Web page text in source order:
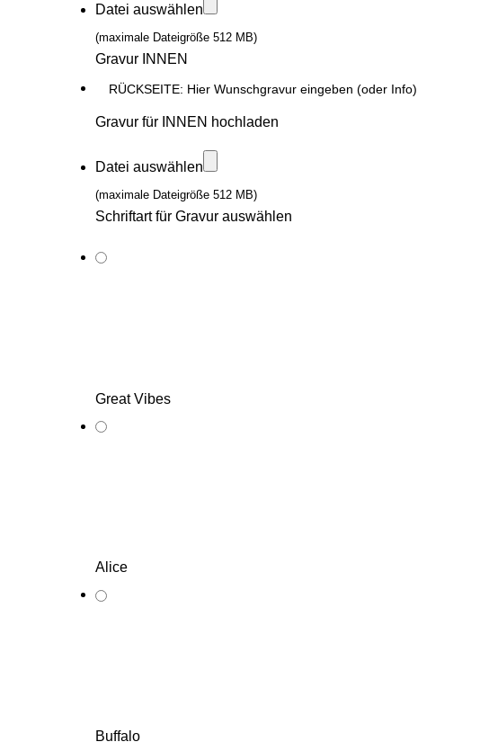
Datei auswählen
(maximale Dateigröße 512 MB)
Gravur INNEN
Gravur für INNEN hochladen
Datei auswählen
(maximale Dateigröße 512 MB)
Schriftart für Gravur auswählen
Great Vibes
Alice
Buffalo